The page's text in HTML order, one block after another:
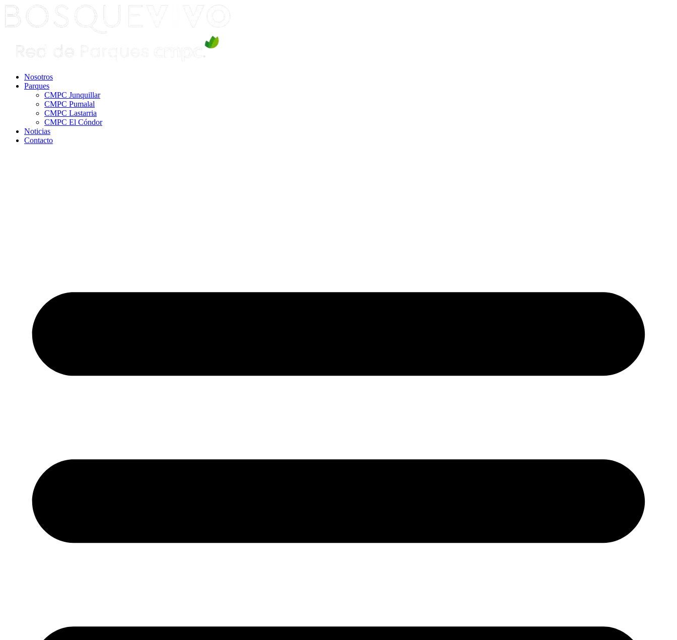
Ir
al
contenido
Nosotros
Parques
CMPC Junquillar
CMPC Pumalal
CMPC Lastarria
CMPC El Cóndor
Noticias
Contacto